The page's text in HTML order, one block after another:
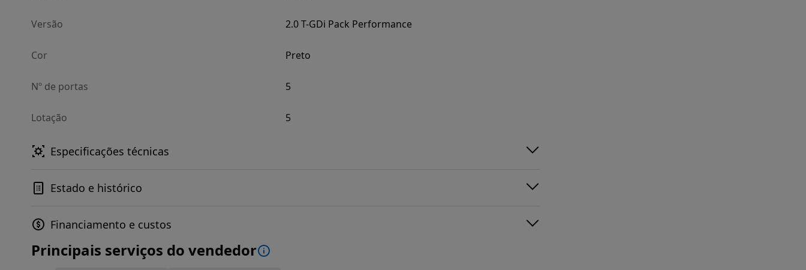
Versão 2.0 T-GDi Pack Performance
Cor Preto
Nº de portas 5
Lotação 5
Especificações técnicas
Estado e histórico
Financiamento e custos
Principais serviços do vendedor